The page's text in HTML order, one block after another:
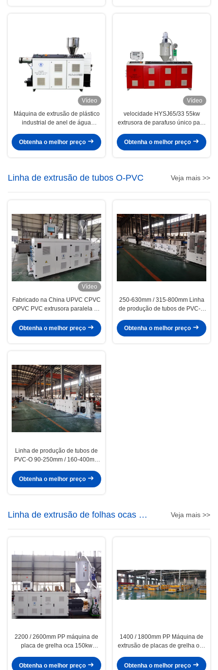
Vídeo
Máquina de extrusão de plástico
industrial de anel de água
parafusos de parafuso único
Obtenha o melhor preço
Vídeo
velocidade HYSJ65/33 55kw
extrusora de parafuso único para
de três camadas PPR
Obtenha o melhor preço
Linha de extrusão de tubos O-PVC Veja mais >>
Vídeo
Fabricado na China UPVC CPVC
OPVC PVC extrusora paralela de
alta capacidade de saída e
Obtenha o melhor preço
250-630mm / 315-800mm Linha
de produção de tubos de PVC-O
extrusão de tubos de O-PVC
Obtenha o melhor preço
Linha de produção de tubos de
PVC-O 90-250mm / 160-400mm
de PVC O confiável
Obtenha o melhor preço
Linha de extrusão de folhas ocas de
PP
Veja mais >>
2200 / 2600mm PP máquina de
placa de grelha oca 150kw
placa oca
Obtenha o melhor preço
1400 / 1800mm PP Máquina de
extrusão de placas de grelha oco
Obtenha o melhor preço